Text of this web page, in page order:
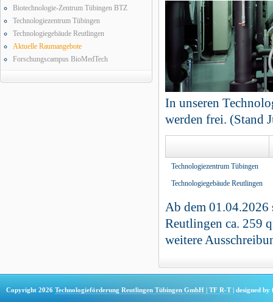
Biotechnologie-Zentrum Tübingen BTZ
Technologiezentrum Tübingen
Technologiegebäude Reutlingen
Aktuelle Raumangebote
Forschungscampus BioMedTech
In unseren
werden frei. (Stand
Technologiezentrum Tübingen
Technologiegebäude Reutlingen
Ab dem 01.04.2026
Reutlingen ca. 259
weitere
Copyright 2026 Technologieförderung Reutlingen Tübingen GmbH | TF R-T| designed by